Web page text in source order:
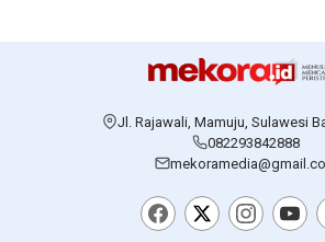
Jl. Rajawali, Mamuju, Sulawesi
082293842888